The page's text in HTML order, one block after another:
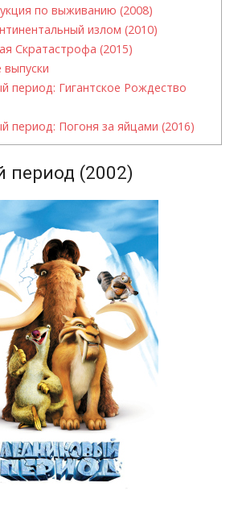
по выживанию (2008)
излом (2010)
Скратастрофа (2015)
период: Гигантское Рождество
период: Погоня за яйцами (2016)
период (2002)